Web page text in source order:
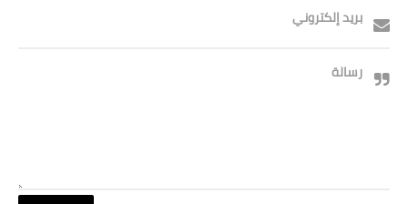
بريد إلكتروني
رسالة